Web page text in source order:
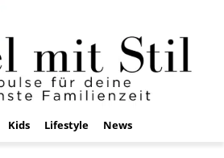
Kids Lifestyle News